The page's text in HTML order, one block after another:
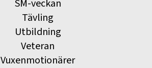
SM-veckan
Tävling
Utbildning
Veteran
Vuxenmotionärer